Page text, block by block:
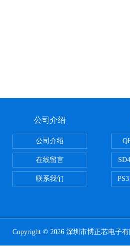
公司介绍
公司介绍
在线留言
联系我们
Copyright © 2026 深圳市博正芯电子